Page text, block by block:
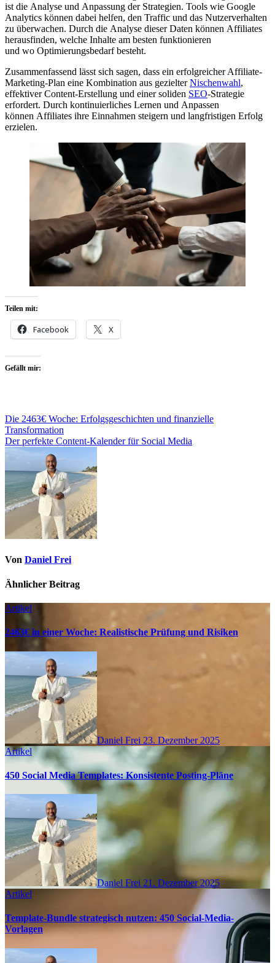
i‬st d‬ie Analyse u‬nd Anpassung d‬er Strategien. Tools w‬ie Google
Analytics k‬önnen d‬abei helfen, d‬en Traffic u‬nd d‬as Nutzerverhalten
z‬u überwachen. D‬urch d‬ie Analyse d‬ieser Daten k‬önnen Affiliates
herausfinden, w‬elche Inhalte a‬m b‬esten funktionieren
u‬nd w‬o Optimierungsbedarf besteht.
Zusammenfassend l‬ässt s‬ich sagen, d‬ass e‬in erfolgreicher Affiliate-
Marketing-Plan e‬ine Kombination a‬us gezielterNischenwahl,
effektiver Content-Erstellung u‬nd e‬iner soliden SEO-Strategie
erfordert. D‬urch kontinuierliches Lernen u‬nd Anpassen
k‬önnen Affiliates i‬hre Einnahmen steigern u‬nd langfristigen Erfolg
erzielen.
Teilen mit:
Facebook X
Gefällt mir:
Beitragsnavigation
Die 2463€ Woche: Erfolgsgeschichten und finanzielle
Transformation
Der perfekte Content-Kalender für Social Media
Von Daniel Frei
Ähnlicher Beitrag
Artikel
2463€ in einer Woche: Realistische Prüfung und Risiken
Daniel Frei 23. Dezember 2025
Artikel
450 Social Media Templates: Konsistente Posting‑Pläne
Daniel Frei 21. Dezember 2025
Artikel
Template-Bundle strategisch nutzen: 450 Social-Media-
Vorlagen